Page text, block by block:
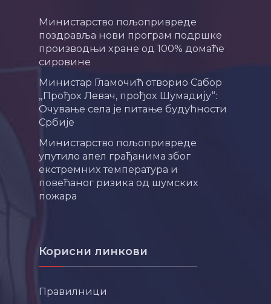
Министарство пољопривреде
поздравља нови програм подршке
производњи хране од 100% домаће
сировине
Министар Гламочић отворио Сабор
„Прођох Левач, прођох Шумадију“:
Очување села је питање будућности
Србије
Министарство пољопривреде
упутило апел грађанима због
екстремних температура и
повећаног ризика од шумских
пожара
Корисни линкови
Правилници